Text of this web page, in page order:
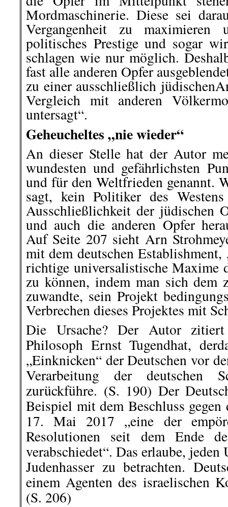
Mordmaschinerie. Diese sei
Vergangenheit zu
politisches Prestige und sogar
schlagen wie nur möglich.
fast alle anderen Opfer
zu einer ausschließlich
Vergleich mit anderen
untersagt“.
Geheucheltes „nie wieder“
An dieser Stelle hat der Autor
wundesten und gefährlichsten
und für den Weltfrieden genannt.
sagt, kein Politiker des
Ausschließlichkeit der jüdischen
und auch die anderen Opfer
Auf Seite 207 sieht Arn
mit dem deutschen
richtige universalistische Maxime
zu können, indem man sich dem
zuwandte, sein Projekt
Verbrechen dieses Projektes mit
Die Ursache? Der Autor zitiert
Philosoph Ernst Tugendhat,
„Einknicken“ der Deutschen vor
Verarbeitung der deutschen
zurückführe. (S. 190) Der
Beispiel mit dem Beschluss
17. Mai 2017 „eine der
Resolutionen seit dem Ende
verabschiedet“. Das erlaube,
Judenhasser zu betrachten.
einem Agenten des israelischen
(S. 206)